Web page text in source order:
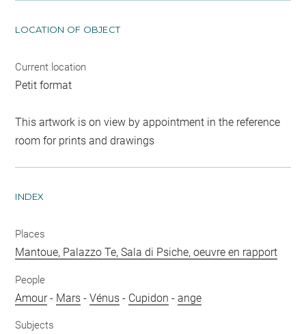
LOCATION OF OBJECT
Current location
Petit format
This artwork is on view by appointment in the reference
room for prints and drawings
INDEX
Places
Mantoue, Palazzo Te, Sala di Psiche, oeuvre en rapport
People
Amour- Mars -Vénus - Cupidon -ange
Subjects